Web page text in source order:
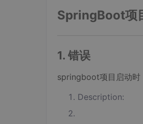
SpringBoot项
1. 错误
springboot项目启动时
Description: